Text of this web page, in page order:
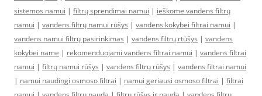
sistemos namui | filtrų sprendimai namui | ieškome vandens filtrų
namui | vandens filtrų namui rūšys | vandens kokybei filtrai namui |
vandens namui filtrų pasirinkimas | vandens filtrų rtūšys | vandens
kokybei name | rekomenduojami vandens filtrai namui | vandens filtrai
namui | filtrų namui rūšys | vandens filtrų rūšys | vandens filtrai namui
| namui naudingi osmoso filtrai | namui geriausi osmoso filtrai | filtrai